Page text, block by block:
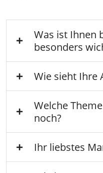
Was ist Ihnen
besonders
Wie sieht Ihre
Welche
noch?
Ihr liebstes